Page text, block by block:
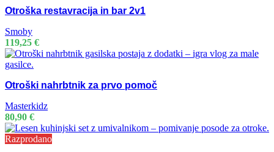
Otroška restavracija in bar 2v1
Smoby
119,25 €
Otroški nahrbtnik za prvo pomoč
Masterkidz
80,90 €
Razprodano